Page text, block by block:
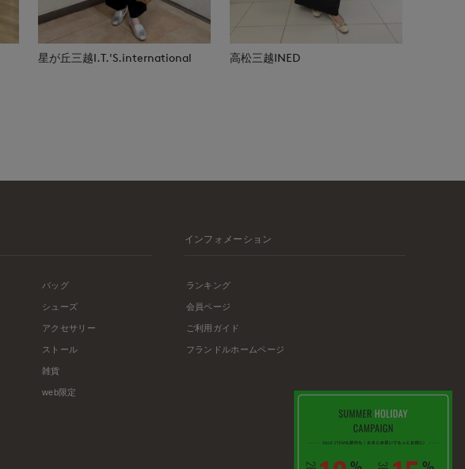
星が丘三越I.T.'S.international 高松三越INED
バッグ
シューズ
アクセサリー
ストール
雑貨
web限定
インフォメーション
ランキング
会員ページ
ご利用ガイド
フランドルホームページ